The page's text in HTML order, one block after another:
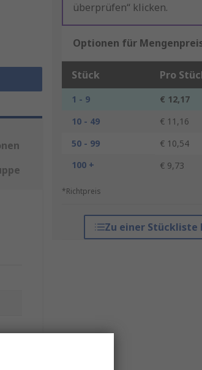
überprüfen“ klicken.
Optionen für
Stück Pro
1 - 9
€ 12,17
10 - 49
€ 11,16
50 - 99
€ 10,54
100 +
€ 9,73
*Richtpreis
Zu einer Stückliste